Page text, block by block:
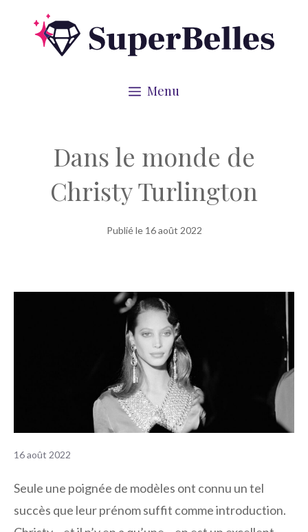
Menu
Dans le monde de
Christy Turlington
Publié le 16 août 2022
16 août 2022
Seule une poignée de modèles ont connu un tel
succès que leur prénom suffit comme introduction.